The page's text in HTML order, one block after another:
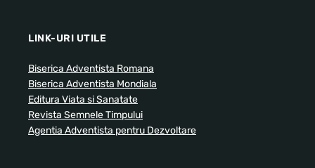
LINK-URI UTILE
Biserica Adventista Romana
Biserica Adventista Mondiala
Editura Viata si Sanatate
Revista Semnele Timpului
Agentia Adventista pentru Dezvoltare